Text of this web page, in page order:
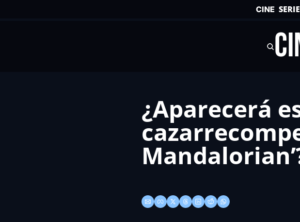
CINE
¿Aparecerá